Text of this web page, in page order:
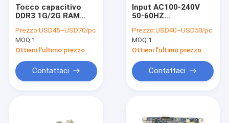
Tocco capacitivo
DDR3 1G/2G RAM
multi- minuscolo del
bordo RJ45 di 4 IO
Prezzo:USD45~USD70/pc
MOQ:1
Ottieni l'ultimo prezzo
Contattaci
Input AC100-240V
50-60HZ
bordo incluso
RK3188 LVDS del CPU
Linux
Prezzo:USD40~USD50/pc
MOQ:1
Ottieni l'ultimo prezzo
Contattaci